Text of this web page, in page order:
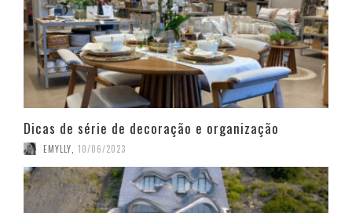
Dicas de série de decoração e organização
EMYLLY 10/06/2023